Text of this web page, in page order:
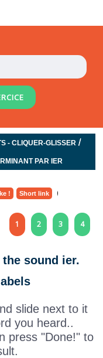
- CLIQUER-GLISSER /
PAR IER
! Short link
1 2 3 4
sound ier.
slide next to it
you heard..
press "Done!" to